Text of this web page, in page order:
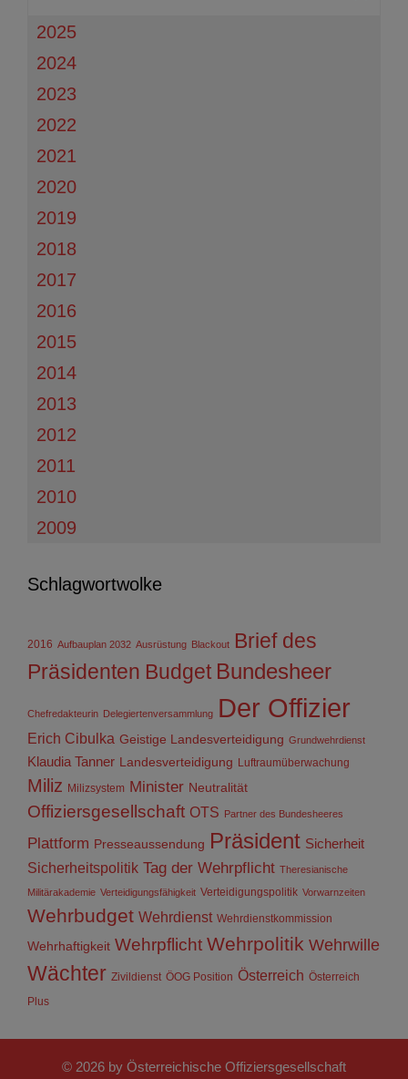
2025
2024
2023
2022
2021
2020
2019
2018
2017
2016
2015
2014
2013
2012
2011
2010
2009
Schlagwortwolke
2016 Aufbauplan 2032 Ausrüstung Blackout Brief des
Präsidenten Budget Bundesheer
Chefredakteurin Delegiertenversammlung Der Offizier
Erich Cibulka Geistige Landesverteidigung Grundwehrdienst
Klaudia Tanner Landesverteidigung Luftraumüberwachung
Miliz Milizsystem Minister Neutralität
Offiziersgesellschaft OTS Partner des Bundesheeres
Plattform Presseaussendung Präsident Sicherheit
Sicherheitspolitik Tag der Wehrpflicht Theresianische
Militärakademie Verteidigungsfähigkeit Verteidigungspolitik Vorwarnzeiten
Wehrbudget Wehrdienst Wehrdienstkommission
Wehrhaftigkeit Wehrpflicht Wehrpolitik Wehrwille
Wächter Zivildienst ÖOG Position Österreich Österreich
Plus
© 2026 by Österreichische Offiziersgesellschaft